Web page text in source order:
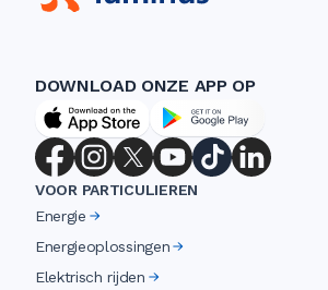
DOWNLOAD ONZE APP OP
VOOR PARTICULIEREN
Energie
Energieoplossingen
Elektrisch rijden